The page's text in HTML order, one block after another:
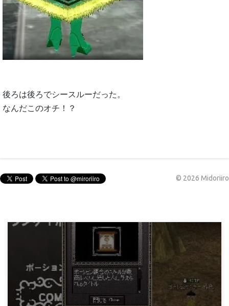
後ろは後ろでシースルーだった。
なんだこのオチ！？
© 2026 Midoriiro